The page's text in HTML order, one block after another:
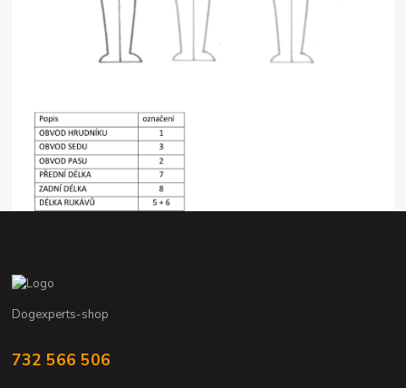
Dogexperts-shop
732 566 506